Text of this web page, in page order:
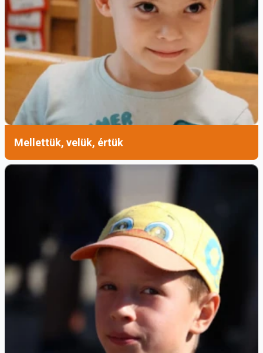
A bérleti díj 3500 Ft/óra (létszámtól
függetlenül), amely a portán készpénzben vagy
bankkártyával rendezhető.
Időpontfoglalás és további információ:
info@pkh.hu
+36 20 620 8176
Ferences Média 2026
Mellettük, velük, értük